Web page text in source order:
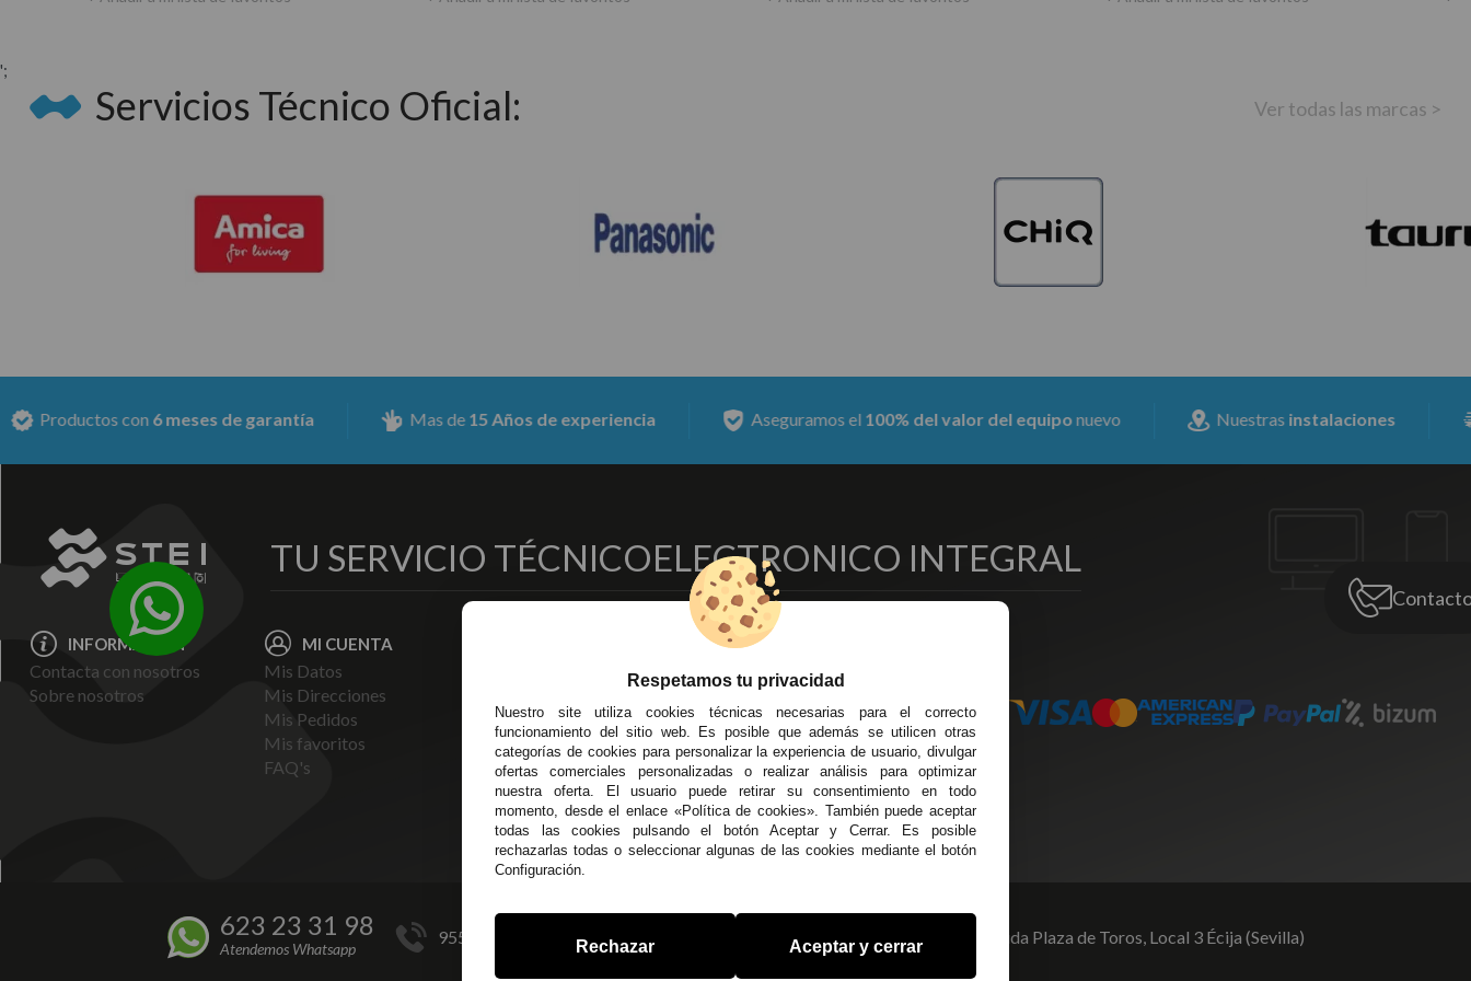
';
Servicios Técnico Oficial: Ver todas las marcas >
6 meses de garantía Mas de 15 Años de experiencia Aseguramos el100% del valor del equiponuevo Nuestras instalaciones Envió
TU SERVICIO TÉCNICOELECTRONICO INTEGRAL
INFORMACIÓN
Contacta con nosotros
Sobre nosotros
MI CUENTA
Mis Datos
Mis Direcciones
Mis Pedidos
Mis favoritos
FAQ's
Política de Privacidad
Pago Seguro
Terminos y
Condiciones Generales
Políticas de Cookies
DELEGACIONES
Écija - Sevilla
Av. Plaza de Toros. Local 3
Córdoba
C/ Ingeniero Iribarren, 14
Alzira - Valencia
C/ Esplugues, 135
623 23 31 98
Atendemos Whatsapp
955 44 45 43 955 44 45 44 info@steielectronica.com Avenida Plaza de Toros, Local 3 Écija (Sevilla)
Respetamos tu privacidad
Nuestro site utiliza cookies técnicas necesarias para el correcto
funcionamiento del sitio web. Es posible que además se utilicen otras
categorías de cookies para personalizar la experiencia de usuario, divulgar
ofertas comerciales personalizadas o realizar análisis para optimizar
nuestra oferta. El usuario puede retirar su consentimiento en todo
momento, desde el enlace «Política de cookies». También puede aceptar
todas las cookies pulsando el botón Aceptar y Cerrar. Es posible
rechazarlas todas o seleccionar algunas de las cookies mediante el botón
Configuración.
Rechazar Aceptar y cerrar